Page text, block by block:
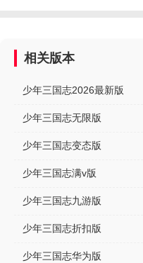
相关版本
少年三国志2026最新版
少年三国志无限版
少年三国志变态版
少年三国志满v版
少年三国志九游版
少年三国志折扣版
少年三国志华为版